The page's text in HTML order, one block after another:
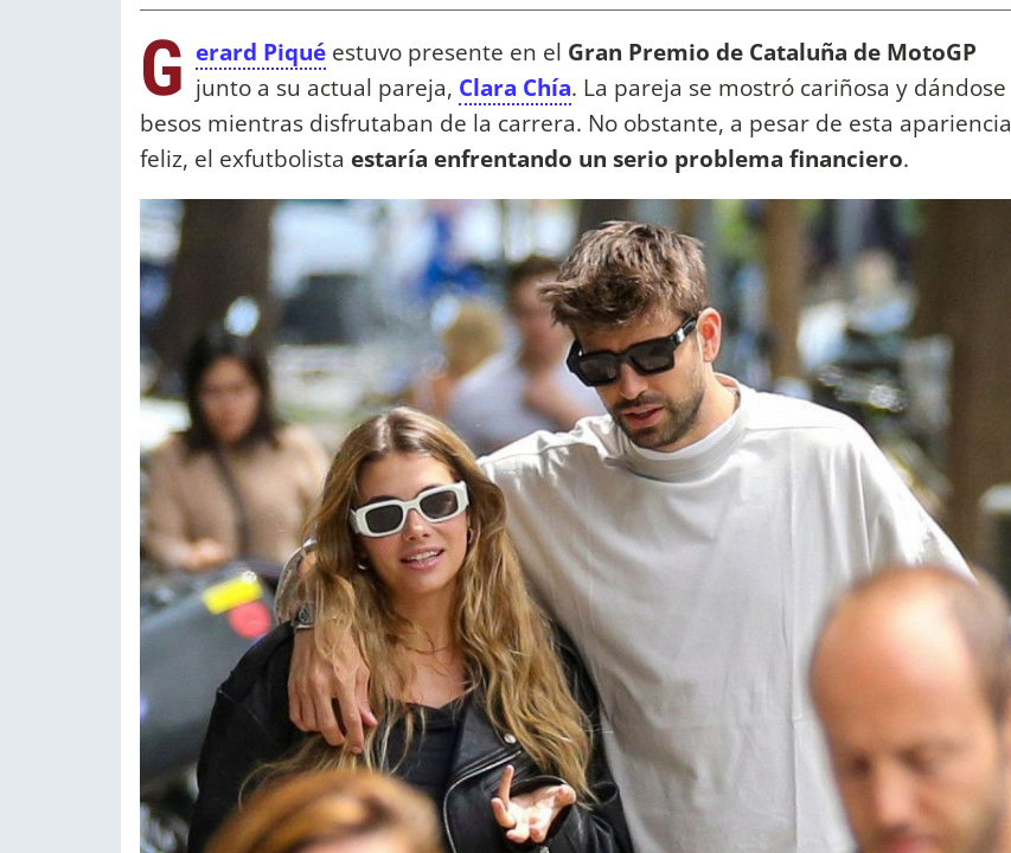
G erard Piqué estuvo presente en el Gran Premio de Cataluña de MotoGP
junto a su actual pareja, Clara Chía. La pareja se mostró cariñosa y dándose
besos mientras disfrutaban de la carrera. No obstante, a pesar de esta apariencia
feliz, el exfutbolista estaría enfrentando un serio problema financiero.